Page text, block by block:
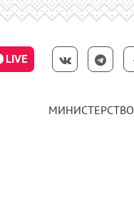
LIVE
МИНИСТЕРСТВО